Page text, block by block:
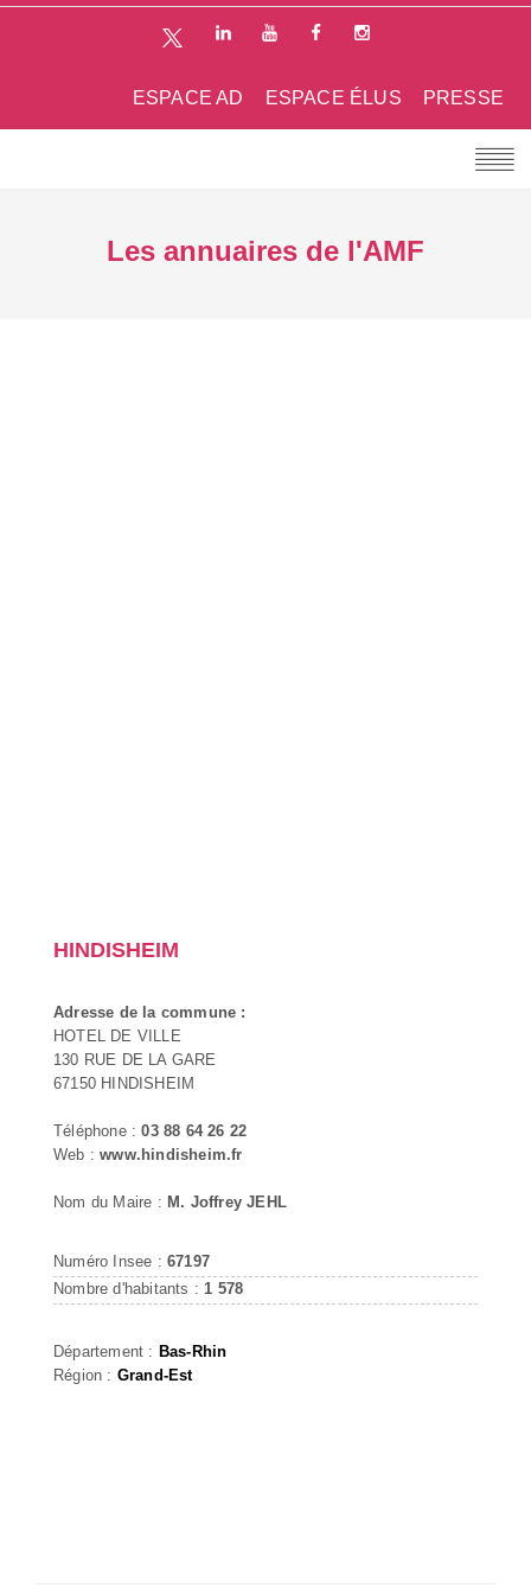
PRESSE
ESPACE ÉLUS
ESPACE AD
Les annuaires de l'AMF
HINDISHEIM
Adresse de la commune :
HOTEL DE VILLE
130 RUE DE LA GARE
67150 HINDISHEIM
Téléphone :03 88 64 26 22
Web :www.hindisheim.fr
Nom du Maire : M. Joffrey JEHL
Numéro Insee : 67197
Nombre d'habitants : 1 578
Département : Bas-Rhin
Région : Grand-Est